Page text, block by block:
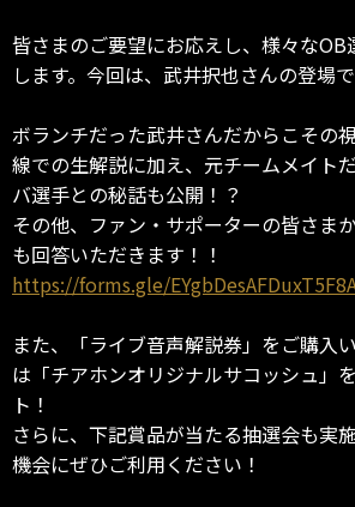
皆さまのご要望にお応えし、様々なOB
します。今回は、武井択也さんの登場で
ボランチだった武井さんだからこその
線での生解説に加え、元チームメイト
バ選手との秘話も公開！？
その他、ファン・サポーターの皆さま
も回答いただきます！！
https://forms.gle/
また、「ライブ音声解説券」をご購入
は「チアホンオリジナルサコッシュ」
ト！
さらに、下記賞品が当たる抽選会も実
機会にぜひご利用ください！